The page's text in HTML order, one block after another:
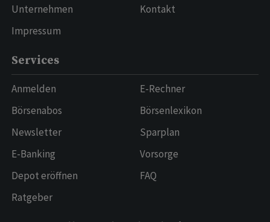
Unternehmen
Impressum
Kontakt
Services
Anmelden
Börsenabos
Newsletter
E-Banking
Depot eröffnen
Ratgeber
E-Rechner
Börsenlexikon
Sparplan
Vorsorge
FAQ